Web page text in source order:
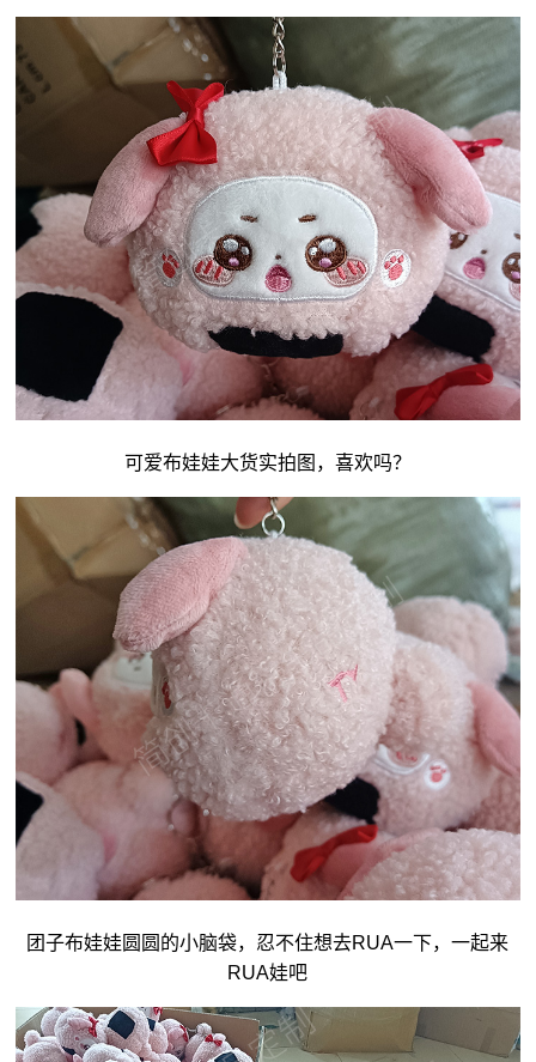
可爱布娃娃大货实拍图，喜欢吗？
团子布娃娃 圆圆的小脑袋，忍不住想去RUA一下，一起来
RUA娃吧